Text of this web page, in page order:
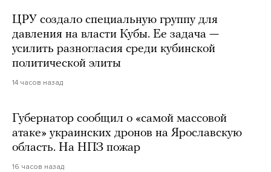
ЦРУ создало специальную группу для
давления на власти Кубы. Ее задача —
усилить разногласия среди кубинской
политической элиты
14 часов назад
Губернатор сообщил о «самой массовой
атаке» украинских дронов на Ярославскую
область. На НПЗ пожар
16 часов назад